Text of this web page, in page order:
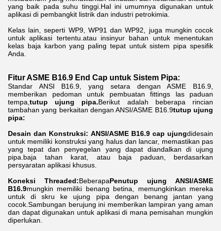
yang baik pada suhu tinggi.Hal ini umumnya digunakan untuk
aplikasi di pembangkit listrik dan industri petrokimia.
Kelas lain, seperti WP9, WP91 dan WP92, juga mungkin cocok
untuk aplikasi tertentu.atau insinyur bahan untuk menentukan
kelas baja karbon yang paling tepat untuk sistem pipa spesifik
Anda.
Fitur ASME B16.9 End Cap untuk Sistem Pipa:
Standar ANSI B16.9, yang setara dengan ASME B16.9,
memberikan pedoman untuk pembuatan fittings las paduan
tempa, tutup ujung pipa.Berikut adalah beberapa rincian
tambahan yang berkaitan dengan ANSI/ASME B16.9tutup ujung
pipa:
Desain dan Konstruksi: ANSI/ASME B16.9 cap ujungdidesain
untuk memiliki konstruksi yang halus dan lancar, memastikan pas
yang tepat dan penyegelan yang dapat diandalkan di ujung
pipa.baja tahan karat, atau baja paduan, berdasarkan
persyaratan aplikasi khusus.
Koneksi Threaded:BeberapaPenutup ujung ANSI/ASME
B16.9mungkin memiliki benang betina, memungkinkan mereka
untuk di skru ke ujung pipa dengan benang jantan yang
cocok.Sambungan berujung ini memberikan lampiran yang aman
dan dapat digunakan untuk aplikasi di mana pemisahan mungkin
diperlukan.